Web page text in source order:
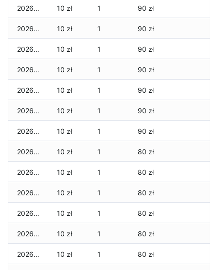
2026-02-20 10 zł 1 90 zł
2026-02-19 10 zł 1 90 zł
2026-02-18 10 zł 1 90 zł
2026-02-17 10 zł 1 90 zł
2026-02-16 10 zł 1 90 zł
2026-02-15 10 zł 1 90 zł
2026-02-14 10 zł 1 90 zł
2026-02-13 10 zł 1 80 zł
2026-02-12 10 zł 1 80 zł
2026-02-11 10 zł 1 80 zł
2026-02-10 10 zł 1 80 zł
2026-02-09 10 zł 1 80 zł
2026-02-08 10 zł 1 80 zł